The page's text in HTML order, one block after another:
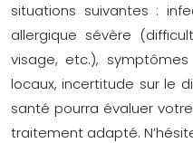
situations suivantes :
allergique sévère
visage, etc.),
locaux, incertitude sur le
santé pourra évaluer
traitement adapté.